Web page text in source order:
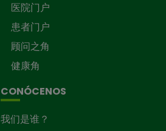
医院门户
患者门户
顾问之角
健康角
CONÓCENOS
我们是谁？